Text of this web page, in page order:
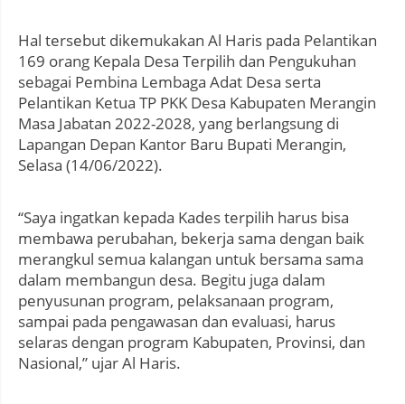
Hal tersebut dikemukakan Al Haris pada Pelantikan
169 orang Kepala Desa Terpilih dan Pengukuhan
sebagai Pembina Lembaga Adat Desa serta
Pelantikan Ketua TP PKK Desa Kabupaten Merangin
Masa Jabatan 2022-2028, yang berlangsung di
Lapangan Depan Kantor Baru Bupati Merangin,
Selasa (14/06/2022).
“Saya ingatkan kepada Kades terpilih harus bisa
membawa perubahan, bekerja sama dengan baik
merangkul semua kalangan untuk bersama sama
dalam membangun desa. Begitu juga dalam
penyusunan program, pelaksanaan program,
sampai pada pengawasan dan evaluasi, harus
selaras dengan program Kabupaten, Provinsi, dan
Nasional,” ujar Al Haris.